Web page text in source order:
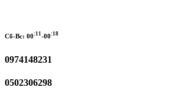
Сб-Вс: 00:11 -00:18
0974148231
0502306298